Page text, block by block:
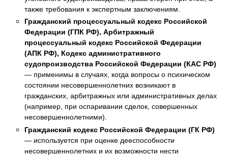
также требования к экспертным заключениям.
Гражданский процессуальный кодекс Российской
Федерации (ГПК РФ), Арбитражный
процессуальный кодекс Российской Федерации
(АПК РФ), Кодекс административного
судопроизводства Российской Федерации (КАС РФ)
— применимы в случаях, когда вопросы о психическом
состоянии несовершеннолетних возникают в
гражданских, арбитражных или административных делах
(например, при оспаривании сделок, совершенных
несовершеннолетними).
Гражданский кодекс Российской Федерации (ГК РФ)
— используется при оценке дееспособности
несовершеннолетних и их возможности нести